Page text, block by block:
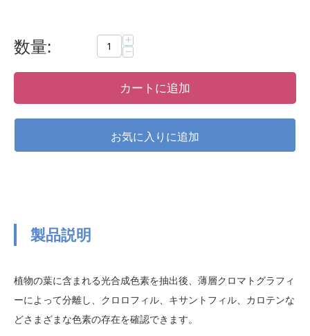
数量: +
−
カートに追加
製品説明
植物の葉に含まれる光合成色素を抽出後、薄層クロマトグラフィ
ーによって分離し、クロロフィル、キサントフィル、カロテンな
どさまざまな色素の存在を確認できます。